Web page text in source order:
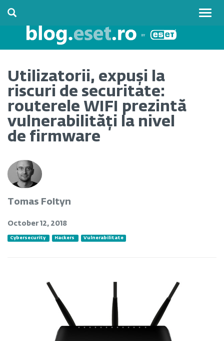
Utilizatorii, expuși la
riscuri de securitate:
routerele WIFI prezintă
vulnerabilități la nivel
de firmware
Tomas Foltyn
October 12, 2018
Cybersecurity Hackers Vulnerabilitate